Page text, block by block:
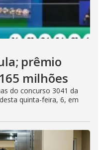
prêmio
milhões
do concurso 3041 da
quinta-feira, 6, em